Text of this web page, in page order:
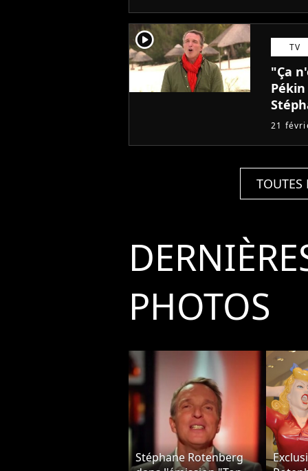
player2 TV
"Ça
21
TOUTES
PHOTOS
Stéphane Rotenberg